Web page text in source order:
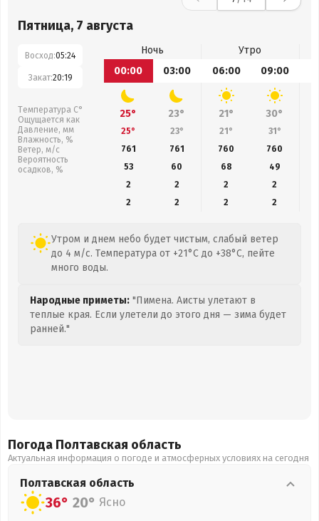
Пятница, 7 августа
Восход:05:24
Закат:20:19
Температура С°
Ощущается как
Давление, мм
Влажность, %
Ветер, м/с
Вероятность
осадков, %
Ночь
Утро
00:00
03:00 06:00 09:00
25° 23° 21° 30°
25° 23° 21° 31°
761
761 760 760
53
60 68 49
2
2 2
2
2
2 2 2
Утром и днем небо будет чистым, слабый ветер
до 4 м/с. Температура от +21°C до +38°C, пейте
много воды.
Народные приметы: "Пимена. Аисты улетают в
теплые края. Если улетели до этого дня — зима будет
ранней."
Погода Полтавская область
Актуальная информация о погоде и атмосферных условиях на сегодня
Полтавская область
36° 20° Ясно